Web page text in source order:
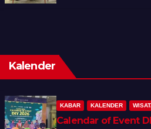
Kalender
KABAR KALENDER
Calendar of Event